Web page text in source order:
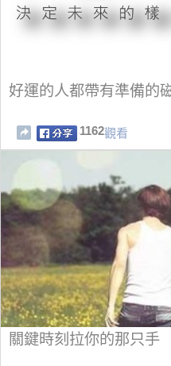
好運的人都帶有準備的
1162觀看
關鍵時刻拉你的那只手